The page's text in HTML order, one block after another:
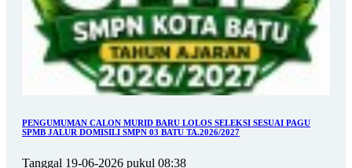
PENGUMUMAN CALON MURID BARU LOLOS SELEKSI SESUAI PAGU
SPMB JALUR DOMISILI SMPN 03 BATU TA.2026/2027
Tanggal 19-06-2026 pukul 08:38